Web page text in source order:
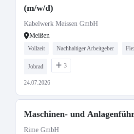
(m/w/d)
Kabelwerk Meissen GmbH
Meißen
Vollzeit Nachhaltiger Arbeitgeber
Jobrad 3
24.07.2026
Maschinen- und
Rime GmbH